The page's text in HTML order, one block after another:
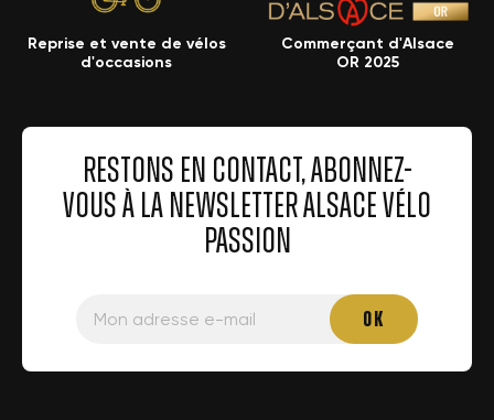
Reprise et vente de vélos
d'occasions
Commerçant d'Alsace
OR 2025
RESTONS EN CONTACT, ABONNEZ-
VOUS À LA NEWSLETTER ALSACE VÉLO
PASSION